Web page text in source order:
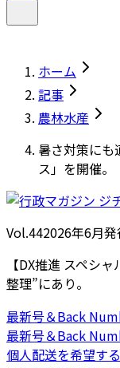
ホーム
記事
農林水産
暑さ対策にも
ス」を開催。
Vol.442026年6月
【DX推進 スペシ
整理”にあり。
最新号＆Back
最新号＆Back
個人配送を希望する